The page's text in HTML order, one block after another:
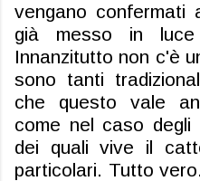
vengano confermati
già messo in
Innanzitutto non c'è
sono tanti
che questo vale
come nel caso degli
dei quali vive il
particolari. Tutto